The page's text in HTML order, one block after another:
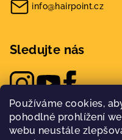
Používáme cookies,
pohodlné prohlížení
webu neustále
info@hairpoint.cz
Sledujte nás